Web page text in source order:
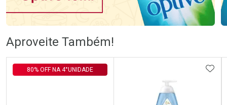
Comprar sem Desconto
Por R$ 56,24/cada
Comprar sem Desconto
Por R$ 56,24/cada
Comprar sem Desconto
Comprar sem Desconto
Aproveite Também!
80% OFF NA 4°UNIDADE